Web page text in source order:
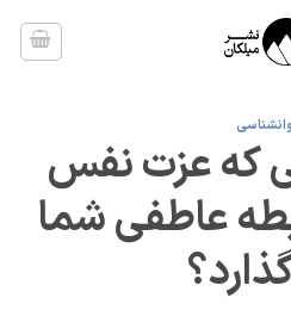
که عزت نفس
عاطفی شما